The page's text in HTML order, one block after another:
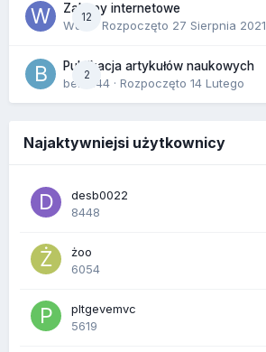
12
Zakupy internetowe
Wula · Rozpoczęto 27 Sierpnia 2021
2
Publikacja artykułów naukowych
berus44 · Rozpoczęto 14 Lutego
Najaktywniejsi użytkownicy
desb0022
8448
żoo
6054
pltgevemvc
5619